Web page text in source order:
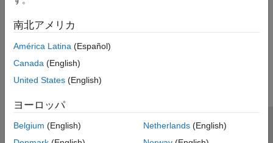
南北アメリカ
América Latina (Español)
Canada (English)
United States (English)
ヨーロッパ
Belgium (English)
Netherlands(English)
トラストセンター
プライバシー ポリシー